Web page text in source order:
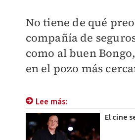
No tiene de qué
compañía de
como al buen
en el pozo más
Lee más:
El cine